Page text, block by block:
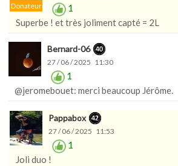
Donateur
1
Superbe ! et très joliment capté = 2L
Bernard-06
27 / 06 / 2025 11:30
1
@jeromebouet: merci beaucoup Jérôme.
Pappabox
27 / 06 / 2025 11:53
1
Joli duo !